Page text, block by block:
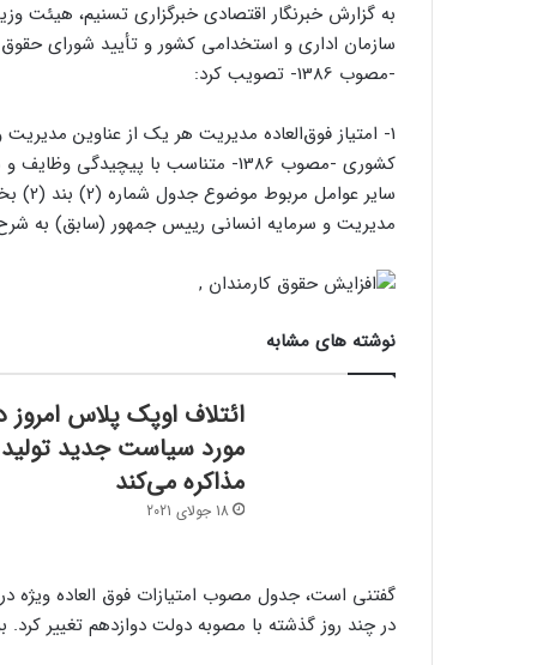
-مصوب 1386- تصویب کرد:
کشوری -مصوب 1386- متناسب با
مدیریت و سرمایه انسانی رییس جمهور (سابق) به
نوشته های مشابه
ائتلاف اوپک پلاس امروز
مورد سیاست جدید تولید
مذاکره می‌کند
18 جولای 2021
در چند روز گذشته با مصوبه دولت دوازدهم تغییر